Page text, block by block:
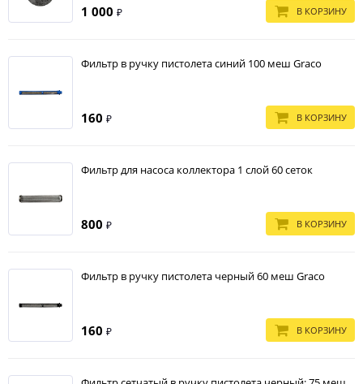
1 000 ₽ В КОРЗИНУ
Фильтр в ручку пистолета синий 100 меш Graco
160 ₽ В КОРЗИНУ
Фильтр для насоса коллектора 1 слой 60 сеток
800 ₽ В КОРЗИНУ
Фильтр в ручку пистолета черный 60 меш Graco
160 ₽ В КОРЗИНУ